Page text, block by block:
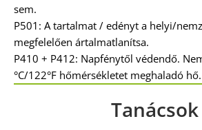
sem.
P501: A tartalmat / edényt a helyi/
megfelelően ártalmatlanítsa.
P410 + P412: Napfénytől védendő.
°C/122°F hőmérsékletet meghaladó hő.
Tanácsok